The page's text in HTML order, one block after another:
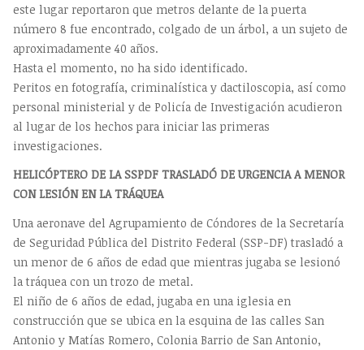
este lugar reportaron que metros delante de la puerta
número 8 fue encontrado, colgado de un árbol, a un sujeto de
aproximadamente 40 años.
Hasta el momento, no ha sido identificado.
Peritos en fotografía, criminalística y dactiloscopia, así como
personal ministerial y de Policía de Investigación acudieron
al lugar de los hechos para iniciar las primeras
investigaciones.
HELICÓPTERO DE LA SSPDF TRASLADÓ DE URGENCIA A MENOR
CON LESIÓN EN LA TRÁQUEA
Una aeronave del Agrupamiento de Cóndores de la Secretaría
de Seguridad Pública del Distrito Federal (SSP-DF) trasladó a
un menor de 6 años de edad que mientras jugaba se lesionó
la tráquea con un trozo de metal.
El niño de 6 años de edad, jugaba en una iglesia en
construcción que se ubica en la esquina de las calles San
Antonio y Matías Romero, Colonia Barrio de San Antonio,